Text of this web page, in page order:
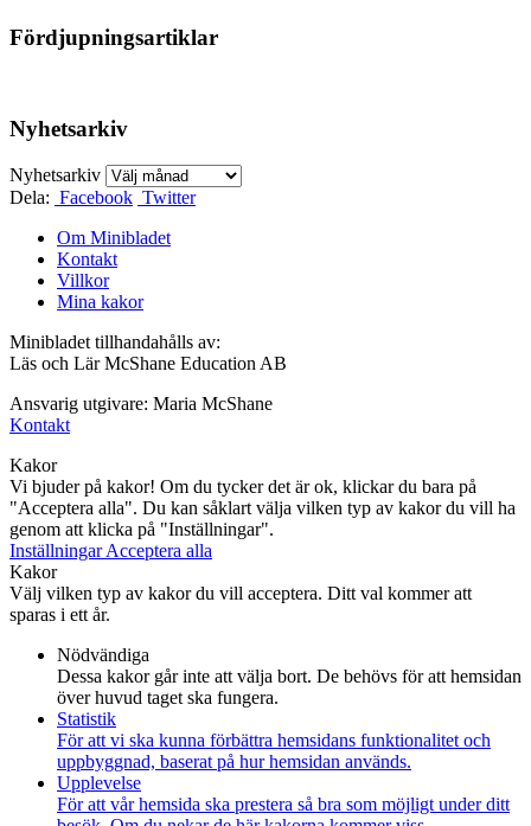
Fördjupningsartiklar
Nyhetsarkiv
Nyhetsarkiv
Dela: Facebook Twitter
Om Minibladet
Kontakt
Villkor
Mina kakor
Minibladet tillhandahålls av:
Läs och Lär McShane Education AB
Ansvarig utgivare: Maria McShane
Kontakt
Kakor
Vi bjuder på kakor! Om du tycker det är ok, klickar du bara på
"Acceptera alla". Du kan såklart välja vilken typ av kakor du vill ha
genom att klicka på "Inställningar".
InställningarAcceptera alla
Kakor
Välj vilken typ av kakor du vill acceptera. Ditt val kommer att
sparas i ett år.
Nödvändiga
Dessa kakor går inte att välja bort. De behövs för att hemsidan
över huvud taget ska fungera.
Statistik
För att vi ska kunna förbättra hemsidans funktionalitet och
uppbyggnad, baserat på hur hemsidan används.
Upplevelse
För att vår hemsida ska prestera så bra som möjligt under ditt